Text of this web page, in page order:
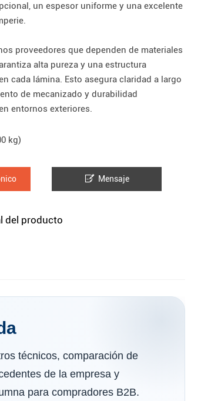
un espesor uniforme y una excelente
proveedores que dependen de materiales
alta pureza y una estructura
cada lámina. Esto asegura claridad a largo
de mecanizado y durabilidad
entornos exteriores.
kg)
 Mensaje
del producto
técnicos, comparación de
de la empresa y
para compradores B2B.